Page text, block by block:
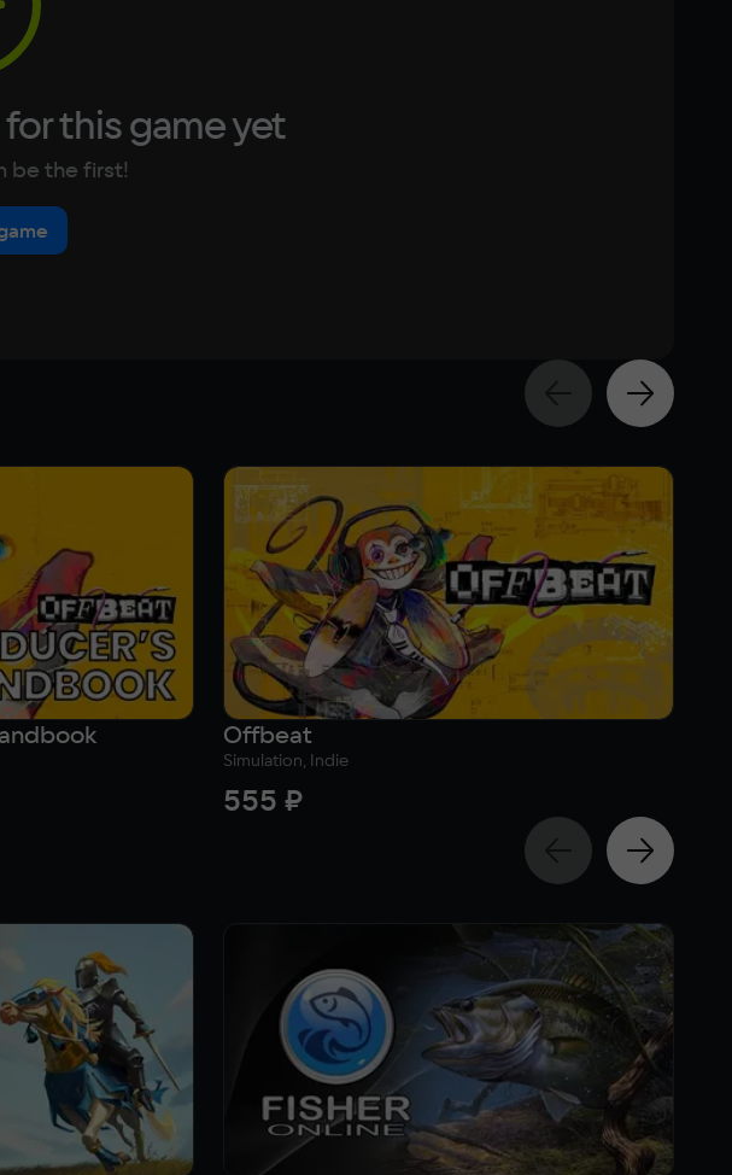
this game yet
be the first!
Offbeat
Simulation, Indie
555 ₽